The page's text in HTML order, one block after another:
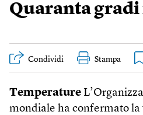
Quaranta gradi
Condividi Stampa
Temperature
mondiale ha confermato